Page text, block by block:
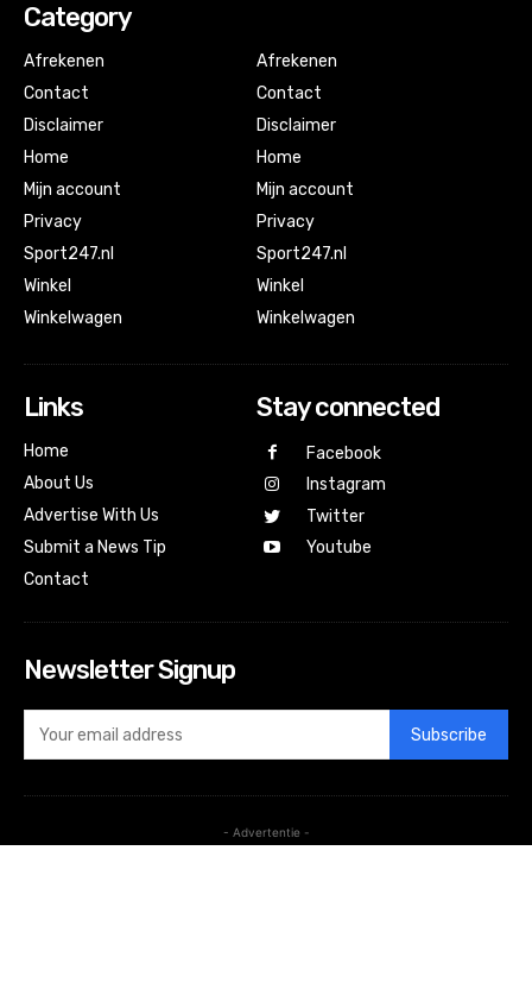
Category
Afrekenen
Contact
Disclaimer
Home
Mijn account
Privacy
Sport247.nl
Winkel
Winkelwagen
Afrekenen
Contact
Disclaimer
Home
Mijn account
Privacy
Sport247.nl
Winkel
Winkelwagen
Links
Home
About Us
Advertise With Us
Submit a News Tip
Contact
Stay connected
Facebook
Instagram
Twitter
Youtube
Newsletter Signup
Subscribe
- Advertentie -